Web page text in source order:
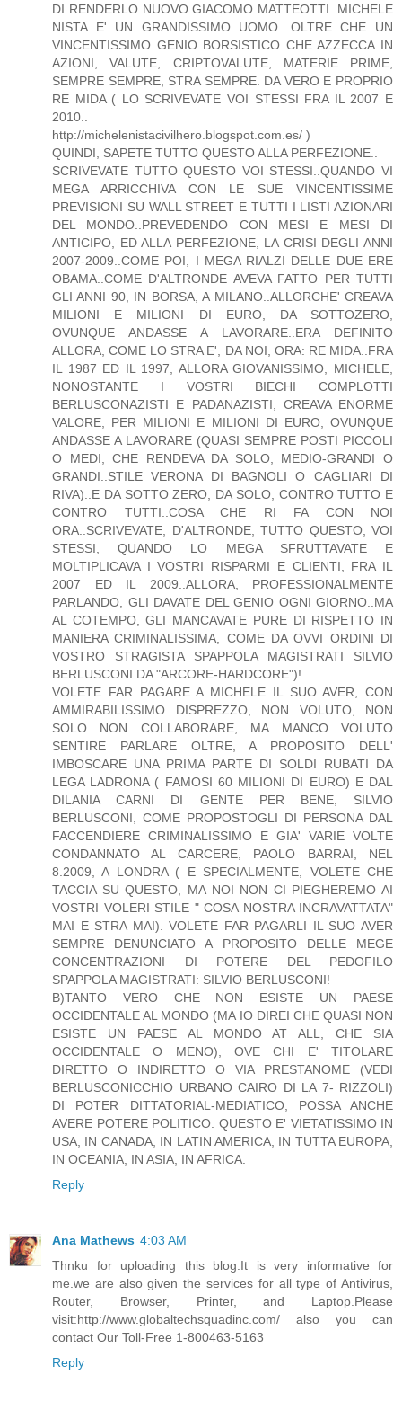
DI RENDERLO NUOVO GIACOMO MATTEOTTI. MICHELE
NISTA E' UN GRANDISSIMO UOMO. OLTRE CHE UN
VINCENTISSIMO GENIO BORSISTICO CHE AZZECCA IN
AZIONI, VALUTE, CRIPTOVALUTE, MATERIE PRIME,
SEMPRE SEMPRE, STRA SEMPRE. DA VERO E PROPRIO
RE MIDA ( LO SCRIVEVATE VOI STESSI FRA IL 2007 E
2010..
http://michelenistacivilhero.blogspot.com.es/ )
QUINDI, SAPETE TUTTO QUESTO ALLA PERFEZIONE..
SCRIVEVATE TUTTO QUESTO VOI STESSI..QUANDO VI
MEGA ARRICCHIVA CON LE SUE VINCENTISSIME
PREVISIONI SU WALL STREET E TUTTI I LISTI AZIONARI
DEL MONDO..PREVEDENDO CON MESI E MESI DI
ANTICIPO, ED ALLA PERFEZIONE, LA CRISI DEGLI ANNI
2007-2009..COME POI, I MEGA RIALZI DELLE DUE ERE
OBAMA..COME D'ALTRONDE AVEVA FATTO PER TUTTI
GLI ANNI 90, IN BORSA, A MILANO..ALLORCHE' CREAVA
MILIONI E MILIONI DI EURO, DA SOTTOZERO,
OVUNQUE ANDASSE A LAVORARE..ERA DEFINITO
ALLORA, COME LO STRA E', DA NOI, ORA: RE MIDA..FRA
IL 1987 ED IL 1997, ALLORA GIOVANISSIMO, MICHELE,
NONOSTANTE I VOSTRI BIECHI COMPLOTTI
BERLUSCONAZISTI E PADANAZISTI, CREAVA ENORME
VALORE, PER MILIONI E MILIONI DI EURO, OVUNQUE
ANDASSE A LAVORARE (QUASI SEMPRE POSTI PICCOLI
O MEDI, CHE RENDEVA DA SOLO, MEDIO-GRANDI O
GRANDI..STILE VERONA DI BAGNOLI O CAGLIARI DI
RIVA)..E DA SOTTO ZERO, DA SOLO, CONTRO TUTTO E
CONTRO TUTTI..COSA CHE RI FA CON NOI
ORA..SCRIVEVATE, D'ALTRONDE, TUTTO QUESTO, VOI
STESSI, QUANDO LO MEGA SFRUTTAVATE E
MOLTIPLICAVA I VOSTRI RISPARMI E CLIENTI, FRA IL
2007 ED IL 2009..ALLORA, PROFESSIONALMENTE
PARLANDO, GLI DAVATE DEL GENIO OGNI GIORNO..MA
AL COTEMPO, GLI MANCAVATE PURE DI RISPETTO IN
MANIERA CRIMINALISSIMA, COME DA OVVI ORDINI DI
VOSTRO STRAGISTA SPAPPOLA MAGISTRATI SILVIO
BERLUSCONI DA "ARCORE-HARDCORE")!
VOLETE FAR PAGARE A MICHELE IL SUO AVER, CON
AMMIRABILISSIMO DISPREZZO, NON VOLUTO, NON
SOLO NON COLLABORARE, MA MANCO VOLUTO
SENTIRE PARLARE OLTRE, A PROPOSITO DELL'
IMBOSCARE UNA PRIMA PARTE DI SOLDI RUBATI DA
LEGA LADRONA ( FAMOSI 60 MILIONI DI EURO) E DAL
DILANIA CARNI DI GENTE PER BENE, SILVIO
BERLUSCONI, COME PROPOSTOGLI DI PERSONA DAL
FACCENDIERE CRIMINALISSIMO E GIA' VARIE VOLTE
CONDANNATO AL CARCERE, PAOLO BARRAI, NEL
8.2009, A LONDRA ( E SPECIALMENTE, VOLETE CHE
TACCIA SU QUESTO, MA NOI NON CI PIEGHEREMO AI
VOSTRI VOLERI STILE " COSA NOSTRA INCRAVATTATA"
MAI E STRA MAI). VOLETE FAR PAGARLI IL SUO AVER
SEMPRE DENUNCIATO A PROPOSITO DELLE MEGE
CONCENTRAZIONI DI POTERE DEL PEDOFILO
SPAPPOLA MAGISTRATI: SILVIO BERLUSCONI!
B)TANTO VERO CHE NON ESISTE UN PAESE
OCCIDENTALE AL MONDO (MA IO DIREI CHE QUASI NON
ESISTE UN PAESE AL MONDO AT ALL, CHE SIA
OCCIDENTALE O MENO), OVE CHI E' TITOLARE
DIRETTO O INDIRETTO O VIA PRESTANOME (VEDI
BERLUSCONICCHIO URBANO CAIRO DI LA 7- RIZZOLI)
DI POTER DITTATORIAL-MEDIATICO, POSSA ANCHE
AVERE POTERE POLITICO. QUESTO E' VIETATISSIMO IN
USA, IN CANADA, IN LATIN AMERICA, IN TUTTA EUROPA,
IN OCEANIA, IN ASIA, IN AFRICA.
Reply
Ana Mathews 4:03 AM
Thnku for uploading this blog.It is very informative for
me.we are also given the services for all type of Antivirus,
Router, Browser, Printer, and Laptop.Please
visit:http://www.globaltechsquadinc.com/ also you can
contact Our Toll-Free 1-800463-5163
Reply